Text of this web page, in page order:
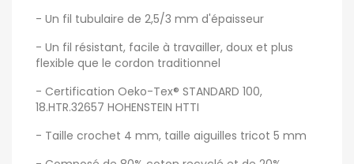
- Un fil tubulaire de 2,5/3 mm d'épaisseur
- Un fil résistant, facile à travailler, doux et plus
flexible que le cordon traditionnel
- Certification Oeko-Tex® STANDARD 100,
18.HTR.32657 HOHENSTEIN HTTI
- Taille crochet 4 mm, taille aiguilles tricot 5 mm